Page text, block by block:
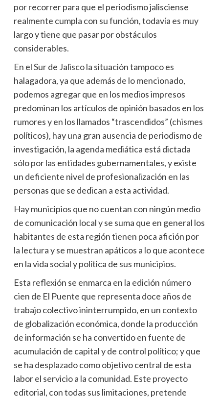
por recorrer para que el periodismo jalisciense
realmente cumpla con su función, todavía es muy
largo y tiene que pasar por obstáculos
considerables.
En el Sur de Jalisco la situación tampoco es
halagadora, ya que además de lo mencionado,
podemos agregar que en los medios impresos
predominan los artículos de opinión basados en los
rumores y en los llamados “trascendidos” (chismes
políticos), hay una gran ausencia de periodismo de
investigación, la agenda mediática está dictada
sólo por las entidades gubernamentales, y existe
un deficiente nivel de profesionalización en las
personas que se dedican a esta actividad.
Hay municipios que no cuentan con ningún medio
de comunicación local y se suma que en general los
habitantes de esta región tienen poca afición por
la lectura y se muestran apáticos a lo que acontece
en la vida social y política de sus municipios.
Esta reflexión se enmarca en la edición número
cien de El Puente que representa doce años de
trabajo colectivo ininterrumpido, en un contexto
de globalización económica, donde la producción
de información se ha convertido en fuente de
acumulación de capital y de control político; y que
se ha desplazado como objetivo central de esta
labor el servicio a la comunidad. Este proyecto
editorial, con todas sus limitaciones, pretende